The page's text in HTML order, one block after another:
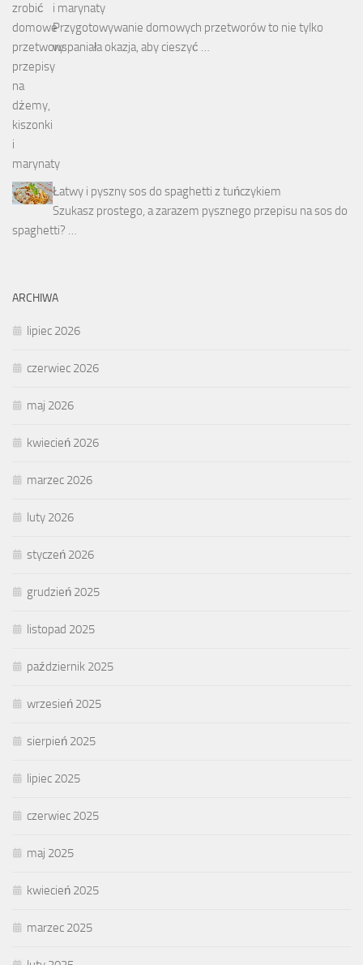
i marynaty
Przygotowywanie domowych przetworów to nie tylko
wspaniała okazja, aby cieszyć …
Łatwy i pyszny sos do spaghetti z tuńczykiem
Szukasz prostego, a zarazem pysznego przepisu na sos do
spaghetti? …
ARCHIWA
lipiec 2026
czerwiec 2026
maj 2026
kwiecień 2026
marzec 2026
luty 2026
styczeń 2026
grudzień 2025
listopad 2025
październik 2025
wrzesień 2025
sierpień 2025
lipiec 2025
czerwiec 2025
maj 2025
kwiecień 2025
marzec 2025